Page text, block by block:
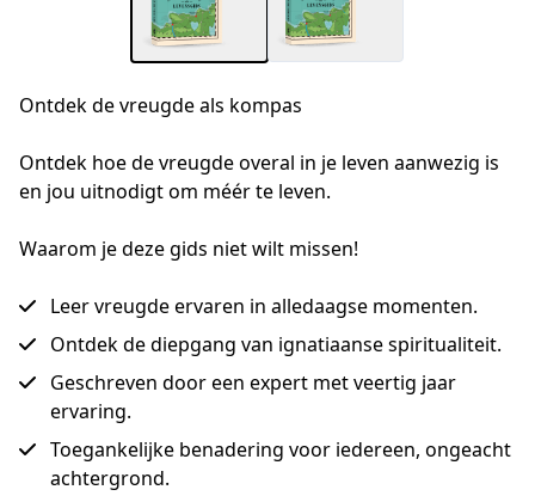
Ontdek de vreugde als kompas
Ontdek hoe de vreugde overal in je leven aanwezig is
en jou uitnodigt om méér te leven.
Waarom je deze gids niet wilt missen!
Leer vreugde ervaren in alledaagse momenten.
Ontdek de diepgang van ignatiaanse spiritualiteit.
Geschreven door een expert met veertig jaar
ervaring.
Toegankelijke benadering voor iedereen, ongeacht
achtergrond.